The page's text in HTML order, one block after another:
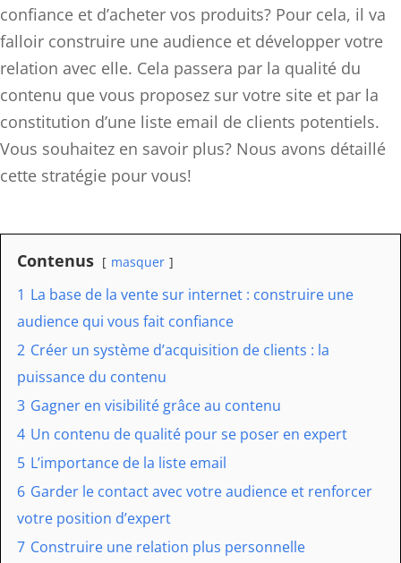
confiance et d’acheter vos produits? Pour cela, il va
falloir construire une audience et développer votre
relation avec elle. Cela passera par la qualité du
contenu que vous proposez sur votre site et par la
constitution d’une liste email de clients potentiels.
Vous souhaitez en savoir plus? Nous avons détaillé
cette stratégie pour vous!
Contenus masquer
1 La base de la vente sur internet : construire une
audience qui vous fait confiance
2 Créer un système d’acquisition de clients : la
puissance du contenu
3 Gagner en visibilité grâce au contenu
4 Un contenu de qualité pour se poser en expert
5 L’importance de la liste email
6 Garder le contact avec votre audience et renforcer
votre position d’expert
7 Construire une relation plus personnelle